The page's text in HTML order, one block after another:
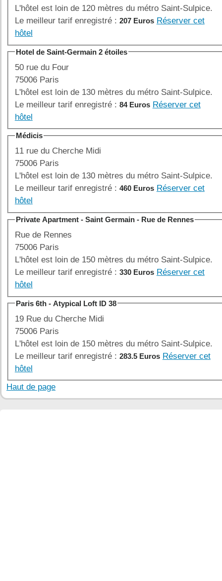
L'hôtel est loin de 120 mètres du métro Saint-Sulpice.
Le meilleur tarif enregistré : 207 Euros Réserver cet
hôtel
Hotel de Saint-Germain 2 étoiles
50 rue du Four
75006 Paris
L'hôtel est loin de 130 mètres du métro Saint-Sulpice.
Le meilleur tarif enregistré : 84 Euros Réserver cet
hôtel
Médicis
11 rue du Cherche Midi
75006 Paris
L'hôtel est loin de 130 mètres du métro Saint-Sulpice.
Le meilleur tarif enregistré : 460 Euros Réserver cet
hôtel
Private Apartment - Saint Germain - Rue de Rennes
Rue de Rennes
75006 Paris
L'hôtel est loin de 150 mètres du métro Saint-Sulpice.
Le meilleur tarif enregistré : 330 Euros Réserver cet
hôtel
Paris 6th - Atypical Loft ID 38
19 Rue du Cherche Midi
75006 Paris
L'hôtel est loin de 150 mètres du métro Saint-Sulpice.
Le meilleur tarif enregistré : 283.5 Euros Réserver cet
hôtel
Haut de page